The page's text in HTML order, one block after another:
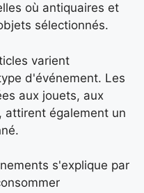
où antiquaires et
sélectionnés.
varient
d'événement. Les
aux jouets, aux
attirent également un
s'explique par